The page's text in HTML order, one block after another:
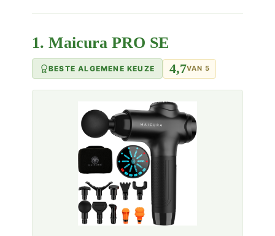
1. Maicura PRO SE
BESTE ALGEMENE KEUZE 4,7VAN 5